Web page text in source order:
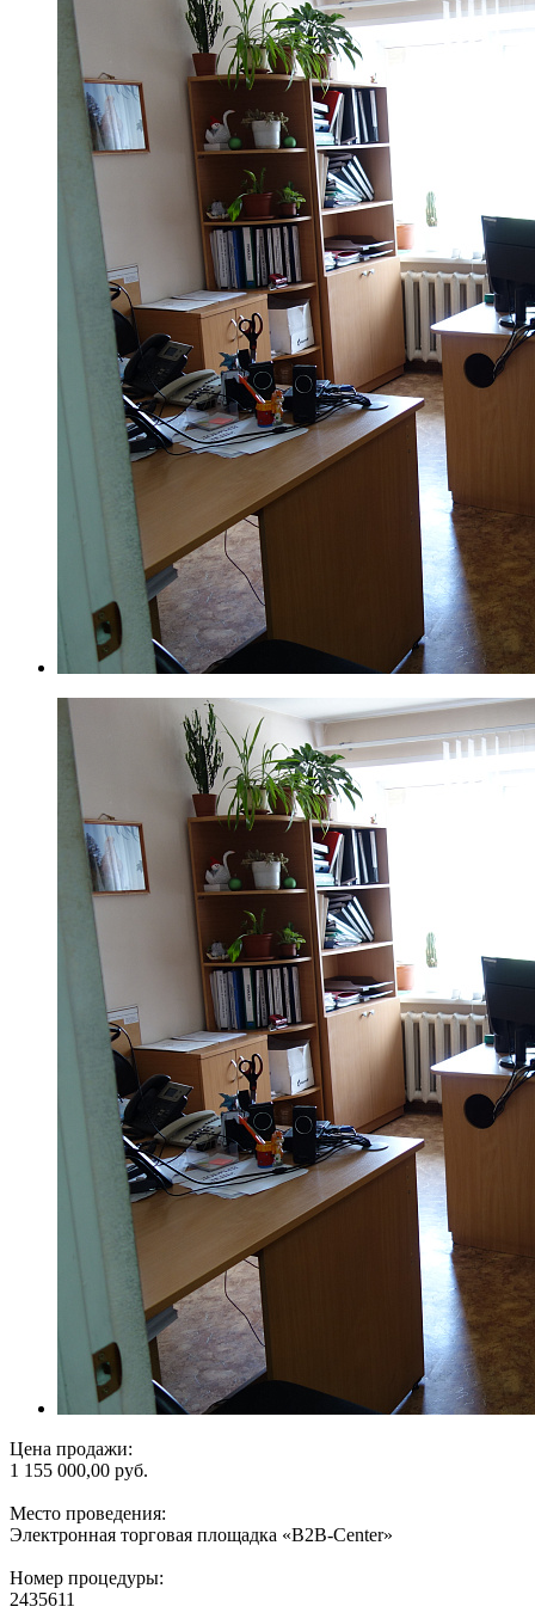
Цена продажи:
1 155 000,00 руб.
Место проведения:
Электронная торговая площадка «B2B-Center»
Номер процедуры:
2435611